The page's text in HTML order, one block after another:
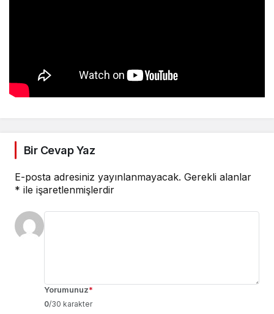
Bir Cevap Yaz
E-posta adresiniz yayınlanmayacak. Gerekli alanlar
* ile işaretlenmişlerdir
Yorumunuz*
0/30 karakter